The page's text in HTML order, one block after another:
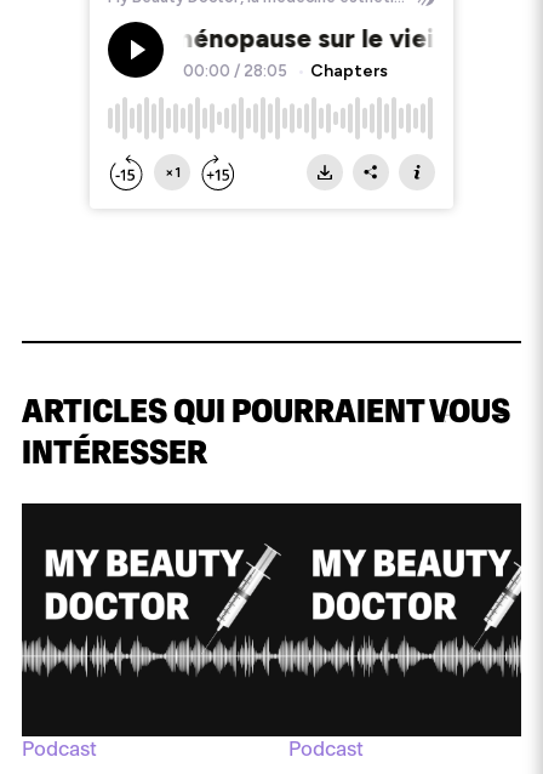
ARTICLES QUI POURRAIENT VOUS
INTÉRESSER
Podcast Podcast